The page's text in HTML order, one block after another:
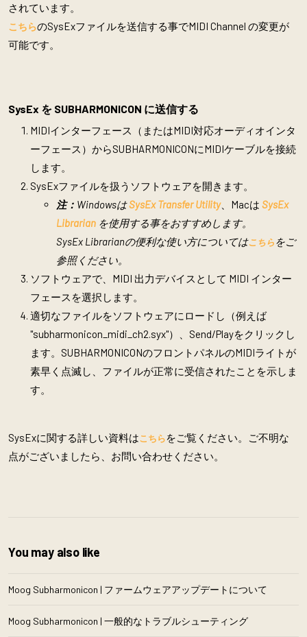
されています。
こちらのSysExファイルを送信する事でMIDI Channel の変更が
可能です。
SysEx を SUBHARMONICON に送信する
MIDIインターフェース（またはMIDI対応オーディオインタ
ーフェース）からSUBHARMONICONにMIDIケーブルを接続
します。
SysExファイルを扱うソフトウェアを開きます。
注： WindowsはSysEx Transfer Utility、Macは SysEx
Librarian を使用する事をおすすめします。
SysEx Librarianの便利な使い方についてはこちらをご
参照ください。
ソフトウェアで、MIDI 出力デバイスとして MIDI インター
フェースを選択します。
適切なファイルをソフトウェアにロードし（例えば
"subharmonicon_midi_ch2.syx"）、Send/Playをクリックし
ます。SUBHARMONICONのフロントパネルのMIDIライトが
素早く点滅し、ファイルが正常に受信されたことを示しま
す。
SysExに関する詳しい資料はこちらをご覧ください。ご不明な
点がございましたら、お問い合わせください。
You may also like
Moog Subharmonicon | ファームウェアアップデートについて
Moog Subharmonicon | 一般的なトラブルシューティング